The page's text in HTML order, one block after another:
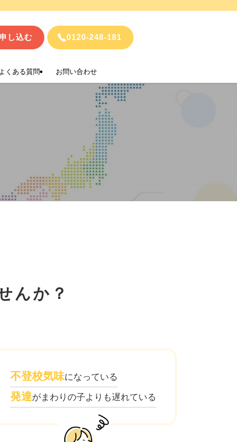
よくある質問 お問い合わせ
し込む 0120-248-181
んか？
不登校気味になっている
発達がまわりの子よりも遅れている